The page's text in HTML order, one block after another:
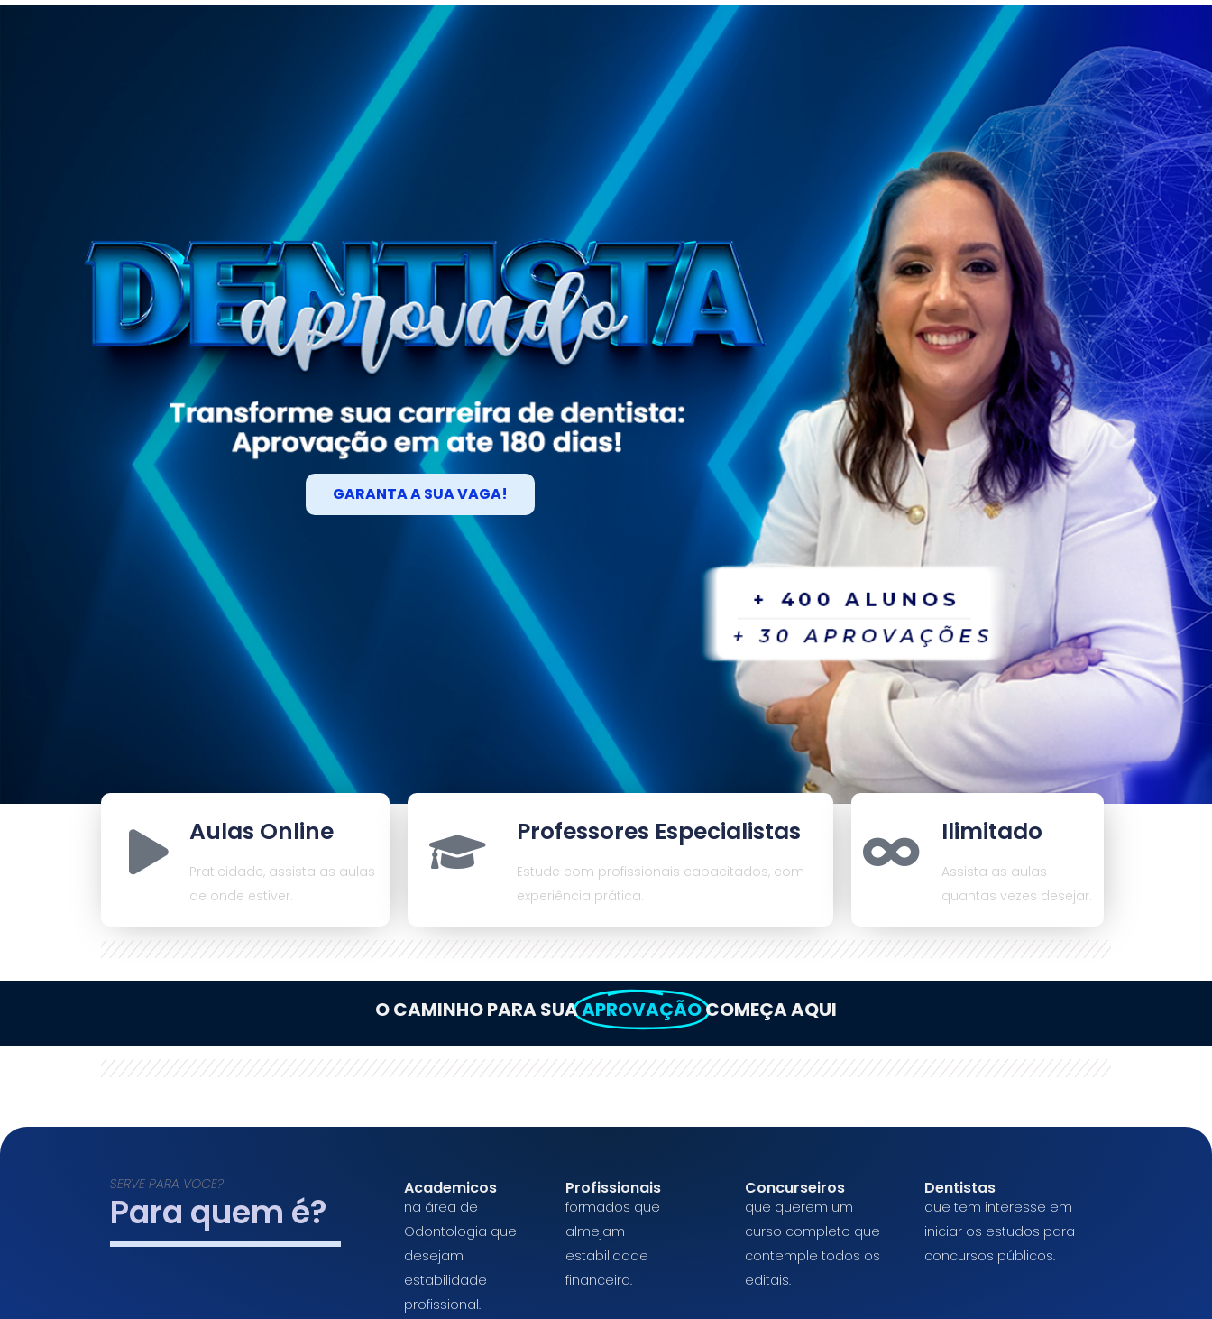
GARANTA A SUA VAGA!
Aulas Online
Praticidade, assista as aulas
de onde estiver.
Professores Especialistas
Estude com profissionais capacitados, com
experiência prática.
Ilimitado
Assista as aulas
quantas vezes desejar.
O CAMINHO PARA SUAAPROVAÇÃOCOMEÇA AQUI
SERVE PARA VOCE?
Para quem é?
Academicos
na área de
Odontologia que
desejam
estabilidade
profissional.
Profissionais
formados que
almejam
estabilidade
financeira.
Concurseiros
que querem um
curso completo que
contemple todos os
editais.
Dentistas
que tem interesse em
iniciar os estudos para
concursos públicos.